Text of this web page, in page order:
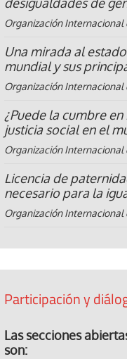
Organización Internacional
Una mirada al
mundial y sus
Organización Internacional
¿Puede la cumbre
justicia social en el
Organización Internacional
Licencia de
necesario para la
Organización Internacional
Participación y
Las secciones
son: